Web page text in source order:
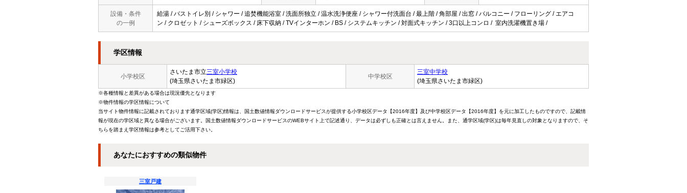
設備・条件
の一例
給湯 / バストイレ別 / シャワー / 追焚機能浴室 / 洗面所独立 / 温水洗浄便座 / シャワー付洗面台 / 最上階 / 角部屋 / 出窓 / バルコニー / フローリング / エアコ
ン / クロゼット / シューズボックス / 床下収納 / TVインターホン / BS / システムキッチン / 対面式キッチン / 3口以上コンロ / 室内洗濯機置き場 /
学区情報
小学校区
さいたま市立三室小学校
(埼玉県さいたま市緑区)
中学校区
三室中学校
(埼玉県さいたま市緑区)
※各種情報と差異がある場合は現況優先となります
※物件情報の学区情報について
当サイト物件情報に記載されております通学区域(学区)情報は、国土数値情報ダウンロードサービスが提供する小学校区データ【2016年度】及び中学校区データ【2016年度】を元に加工したものですので、記載情
報が現在の学区域と異なる場合がございます。国土数値情報ダウンロードサービスのWEBサイト上で記述通り、データは必ずしも正確とは言えません。また、通学区域(学区)は毎年見直しの対象となりますので、そ
ちらを踏まえ学区情報は参考としてご活用下さい。
あなたにおすすめの類似物件
三室戸建